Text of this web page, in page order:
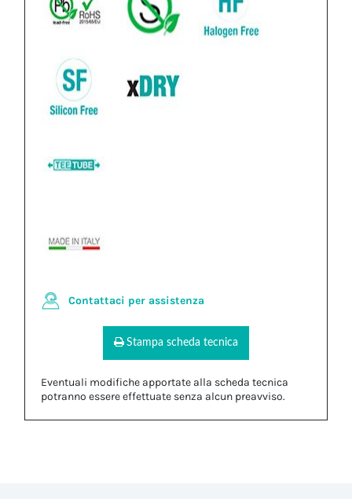
Contattaci per assistenza
Stampa scheda tecnica
Eventuali modifiche apportate alla scheda tecnica
potranno essere effettuate senza alcun preavviso.